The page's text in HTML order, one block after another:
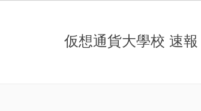
仮想通貨大學校 速報